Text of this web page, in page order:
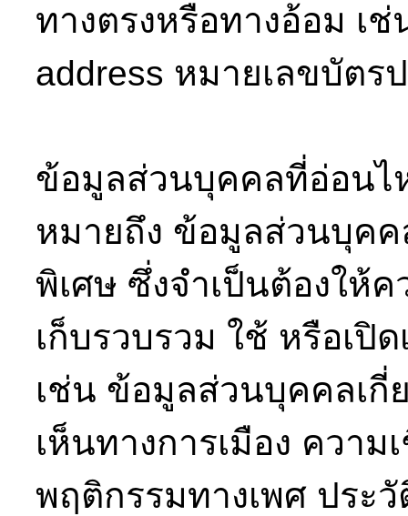
ทางตรงหรือทางอ้อม เ
address หมายเลขบัตร
ข้อมูลส่วนบุคคลที่อ่อนไ
หมายถึง ข้อมูลส่วนบุคค
พิเศษ ซึ่งจำเป็นต้องให้
เก็บรวบรวม ใช้ หรือเปิ
เช่น ข้อมูลส่วนบุคคลเกี่
เห็นทางการเมือง ควา
พฤติกรรมทางเพศ ปร